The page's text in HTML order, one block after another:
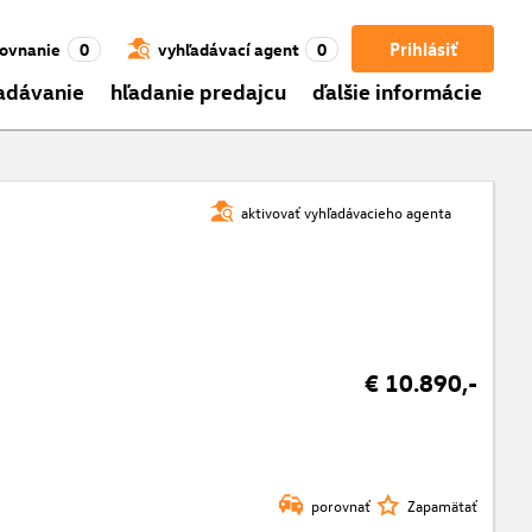
Prihlásiť
0 vyhľadávací agent 0
hľadanie predajcu ďalšie informácie
aktivovať vyhľadávacieho agenta
€ 10.890,-
porovnať Zapamätať